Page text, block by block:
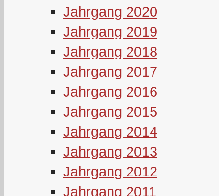
Jahrgang 2020
Jahrgang 2019
Jahrgang 2018
Jahrgang 2017
Jahrgang 2016
Jahrgang 2015
Jahrgang 2014
Jahrgang 2013
Jahrgang 2012
Jahrgang 2011